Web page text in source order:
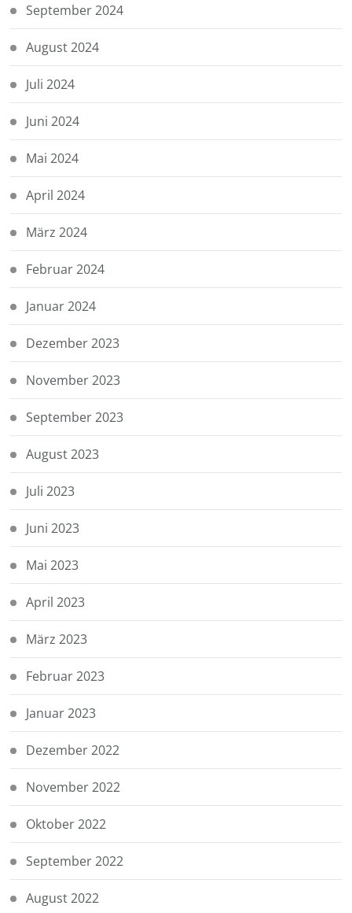
September 2024
August 2024
Juli 2024
Juni 2024
Mai 2024
April 2024
März 2024
Februar 2024
Januar 2024
Dezember 2023
November 2023
September 2023
August 2023
Juli 2023
Juni 2023
Mai 2023
April 2023
März 2023
Februar 2023
Januar 2023
Dezember 2022
November 2022
Oktober 2022
September 2022
August 2022